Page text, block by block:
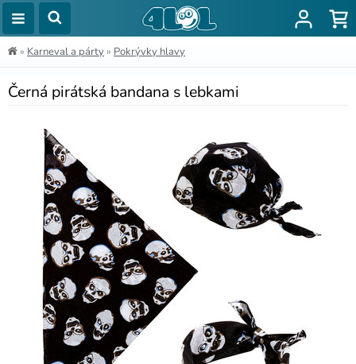
» Karneval a párty » Pokrývky hlavy
Černá pirátská bandana s lebkami